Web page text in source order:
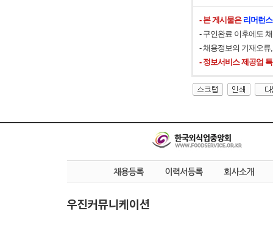
- 본 게시물은 리머런
- 구인완료 이후에도
- 채용정보의 기재오
- 정보서비스 제공업
우진커뮤니케이션